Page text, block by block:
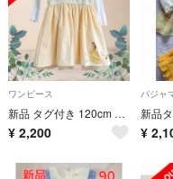
ワンピース
新品 タグ付き 120cm 美女と野獣 ベル ワンピース なりきり バースデイ
¥ 2,200
パジャ
¥